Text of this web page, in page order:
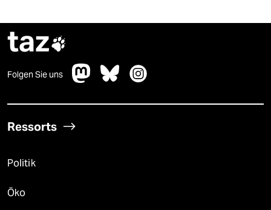
taz
Folgen Sie uns
Ressorts
Politik
Öko